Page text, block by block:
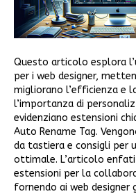
Questo articolo esplora
per i web designer,
migliorano l’efficienza e
l’importanza di
evidenziano estensioni
Auto Rename Tag.
da tastiera e consigli per
ottimale. L’articolo
estensioni per la
fornendo ai web